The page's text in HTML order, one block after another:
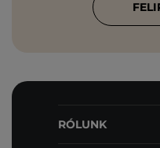
RÓLUNK